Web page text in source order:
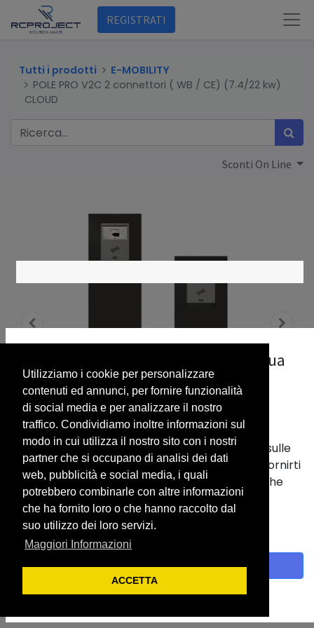
Utilizziamo i cookie per personalizzare
contenuti ed annunci, per fornire funzionalità
di social media e per analizzare il nostro
traffico. Condividiamo inoltre informazioni sul
modo in cui utilizza il nostro sito con i nostri
partner che si occupano di analisi dei dati
web, pubblicità e social media, i quali
potrebbero combinarle con altre informazioni
che ha fornito loro o che hanno raccolto dal
suo utilizzo dei loro servizi.
Maggiori Informazioni
ACCETTA
REGISTRATI
Tutti i prodotti
E-MOBILITY
POLE PRO V2C 2 connettori ( WB / CE) (7.4/22 kw)
CLOUD
Sconti On Line
POLE PRO V2C 2 connettori ( WB /
CE) (7.4/22 kw) CLOUD
POTENZA IN KW
LUNGHEZZA CAVO
La nostra priorità è il rispetto della tua
privacy.
Utilizziamo i cookie per fornirti una migliore
esperienza utente.
Vengono usati per memorizzare informazioni sulle
tue abitudini nel nostro sito web. Ci aiutano a fornirti
la migliore esperienza e a personalizzare ciò che
viene visualizzato.
Con un clic sul banner fornisci il consenso alla
raccolta dei dati.
Accetto
Politica sui cookie